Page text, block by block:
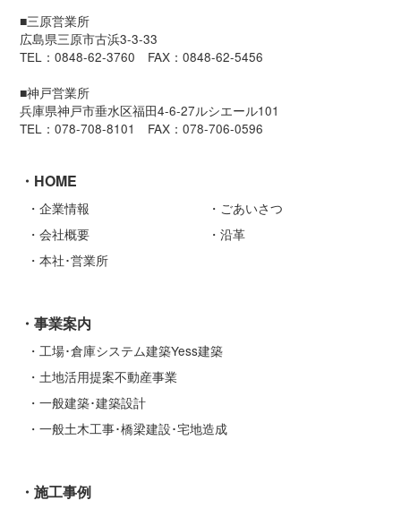
■三原営業所
広島県三原市古浜3-3-33
TEL：0848-62-3760 FAX：0848-62-5456
■神戸営業所
兵庫県神戸市垂水区福田4-6-27ルシエール101
TEL：078-708-8101 FAX：078-706-0596
HOME
企業情報
ごあいさつ
会社概要
沿革
本社･営業所
事業案内
工場･倉庫システム建築Yess建築
土地活用提案不動産事業
一般建築･建築設計
一般土木工事･橋梁建設･宅地造成
施工事例